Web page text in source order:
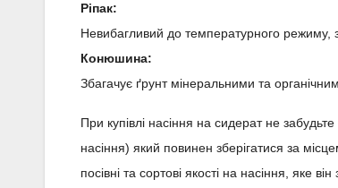
Ріпак:
Невибагливий до температурного режиму,
Конюшина:
Збагачує ґрунт мінеральними та
При купівлі насіння на сидерат не
насіння) який повинен зберігатися за
посівні та сортові якості на насіння, яке